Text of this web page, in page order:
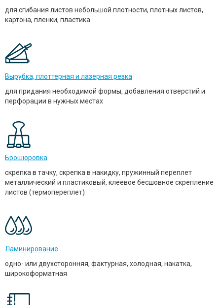
для сгибания листов небольшой плотности, плотных листов,
картона, пленки, пластика
Вырубка, плоттерная и лазерная резка
для придания необходимой формы, добавления отверстий и
перфорации в нужных местах
Брошюровка
скрепка в тачку, скрепка в накидку, пружинный переплет
металлический и пластиковый, клеевое бесшовное скрепление
листов (термопереплет)
Ламинирование
одно- или двухсторонняя, фактурная, холодная, накатка,
широкоформатная